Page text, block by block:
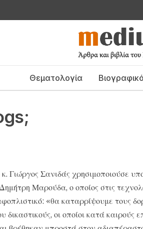
Θεματολογία Βιογραφικό
Γιώργος Σανιδάς χρησιμοποιούσε
Μαρούδα, ο οποίος στις
«θα καταρρίψουμε τους
οι οποίοι κατά καιρούς